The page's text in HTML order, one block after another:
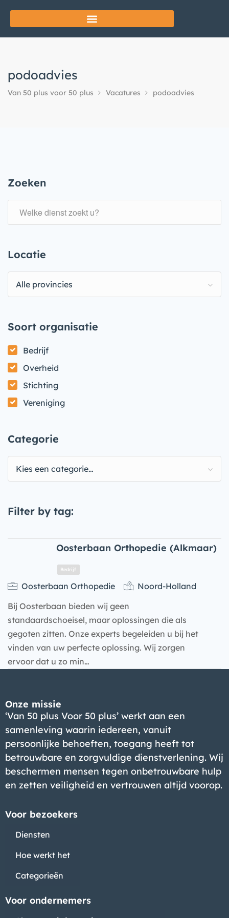
podoadvies
Van 50 plus voor 50 plus Vacatures podoadvies
Zoeken
Locatie
Alle provincies
Soort organisatie
Bedrijf
Overheid
Stichting
Vereniging
Categorie
Kies een categorie…
Filter by tag:
Oosterbaan Orthopedie (Alkmaar)
Bedrijf
Oosterbaan Orthopedie
Noord-Holland
Bij Oosterbaan bieden wij geen
standaardschoeisel, maar oplossingen die als
gegoten zitten. Onze experts begeleiden u bij het
vinden van uw perfecte oplossing. Wij zorgen
ervoor dat u zo min…
Onze missie
‘Van 50 plus Voor 50 plus’ werkt aan een
samenleving waarin iedereen, vanuit
persoonlijke behoeften, toegang heeft tot
betrouwbare en zorgvuldige dienstverlening. Wij
beschermen mensen tegen onbetrouwbare hulp
en zetten veiligheid en vertrouwen altijd voorop.
Voor bezoekers
Diensten
Hoe werkt het
Categorieën
Voor ondernemers